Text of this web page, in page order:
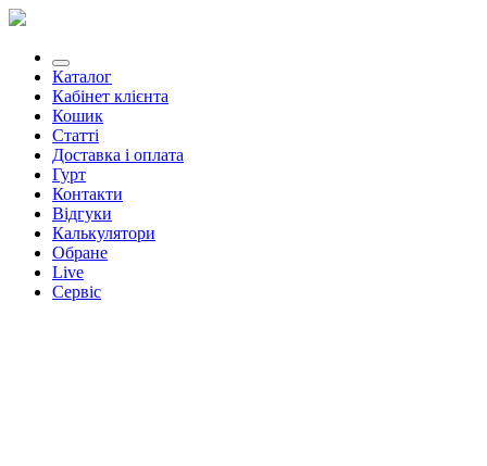
Каталог
Кабінет клієнта
Кошик
Статті
Доставка і оплата
Гурт
Контакти
Відгуки
Калькулятори
Обране
Live
Сервіс